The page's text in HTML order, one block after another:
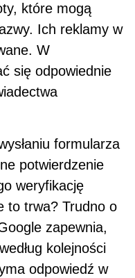
które mogą
Ich reklamy w
W
się odpowiednie
formularza
potwierdzenie
weryfikację
to trwa? Trudno o
zapewnia,
kolejności
odpowiedź w